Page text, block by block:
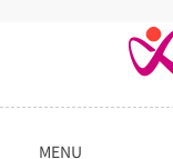
MENU